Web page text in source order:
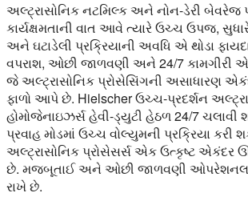
અલ્ટ્રાસોનિક નટમિલ્ક અને નોન-ડેરી બેવરેજ
કાર્યક્ષમતાની વાત આવે ત્યારે ઉચ્ચ ઉપજ,
અને ઘટાડેલી પ્રક્રિયાની અવધિ એ થોડા
વપરાશ, ઓછી જાળવણી અને 24/7 કામગીરી એ
જે અલ્ટ્રાસોનિક પ્રોસેસિંગની અસાધારણ
ફાળો આપે છે. Hielscher ઉચ્ચ-પ્રદર્શન
હોમોજેનાઇઝર્સ હેવી-ડ્યુટી હેઠળ 24/7
પ્રવાહ મોડમાં ઉચ્ચ વોલ્યુમની પ્રક્રિયા કરી
અલ્ટ્રાસોનિક પ્રોસેસર્સ એક ઉત્કૃષ્ટ એકંદર
છે. મજબૂતાઈ અને ઓછી જાળવણી
રાખે છે.